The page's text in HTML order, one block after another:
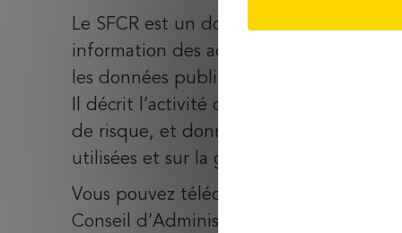
Le SFCR est un document de synthèse
information des adhérents, des
les données publiées par l’organisme et
Il décrit l’activité de l’organisme, son
de risque, et donne des informations
utilisées et sur la gestion du capital
Vous pouvez télécharger les derniers
Conseil d’Administration d’AMPLI